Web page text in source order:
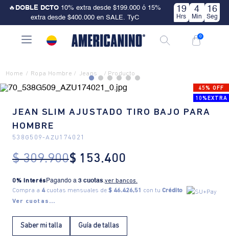
🔥 DOBLE DCTO 10% extra desde $199.000 ó 15%
extra desde $400.000 en SALE. TyC
19
Hrs
4
Min
15
Seg
0
Ropa Hombre Jeans
45% OFF
10%EXTRA
JEAN SLIM AJUSTADO TIRO BAJO PARA
HOMBRE
538G509-AZU174021
$ 309.900$ 153.400
0% Interés Pagando a 3 cuotas.ver bancos.
Compra a 4cuotas mensuales de $ 46.426,51 con tu Crédito
Ver cuotas...
Saber mi talla Guía de tallas